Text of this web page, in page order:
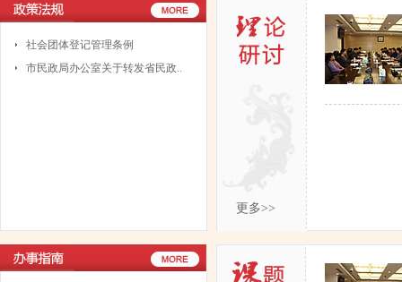
社会团体登记管理条例
市民政局办公室关于转发省民政..
更多>>